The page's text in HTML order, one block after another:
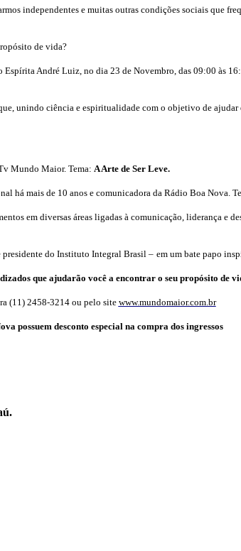
independentes e muitas outras condições sociais que
de vida?
Espírita André Luiz, no dia 23 de Novembro, das 09:00 às
unindo ciência e espiritualidade com o objetivo de
Mundo Maior. Tema: A Arte de Ser Leve.
há mais de 10 anos e comunicadora da Rádio Boa Nova.
em diversas áreas ligadas à comunicação, liderança e
presidente do Instituto Integral Brasil – em um bate papo
que ajudarão você a encontrar o seu propósito de
(11) 2458-3214 ou pelo site www.mundomaior.com.br
possuem desconto especial na compra dos ingressos